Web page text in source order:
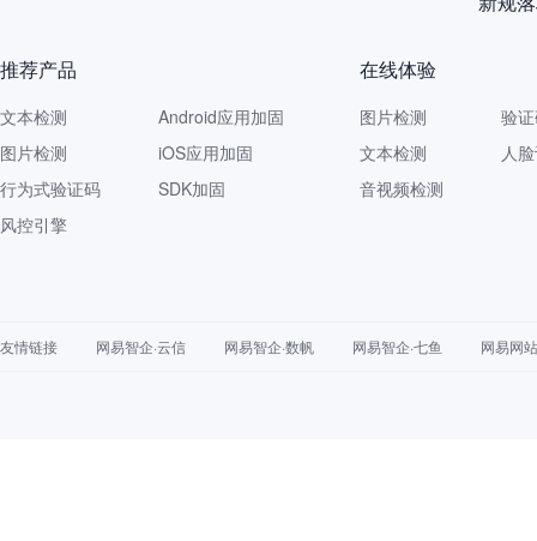
再获
推荐产品
文本检测
图片检测
行为式验证码
风控引擎
Android应用加固
iOS应用加固
SDK加固
在线体验
图片检测
文本检测
音视频检测
验
人
友情链接 网易智企·云信 网易智企·数帆 网易智企·七鱼 网易网